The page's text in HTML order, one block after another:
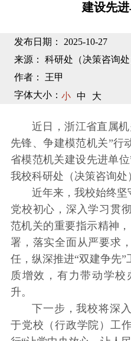
建设先
发布日期： 2025-10-27
来源： 科研处（决策咨询
作者： 王甲
字体大小： 小 中 大
近日，浙江省直属
先锋、争建模范机关”行
省模范机关建设先进单位
我校科研处（决策咨询处
近年来，我校始终坚
党校初心，深入学习贯
范机关的重要指示精神
署，落实全面从严要求
任，纵深推进“双建争先
质增效，有力带动学
升。
下一步，我校将深
于党校（行政学院）工